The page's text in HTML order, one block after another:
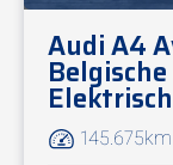
Audi A4
145.675km